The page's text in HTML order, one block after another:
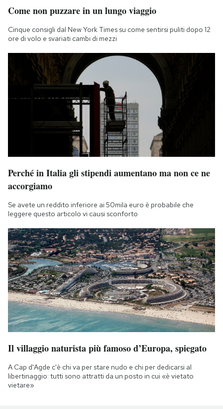
Come non puzzare in un lungo viaggio
Cinque consigli dal New York Times su come sentirsi puliti dopo 12
ore di volo e svariati cambi di mezzi
Perché in Italia gli stipendi aumentano ma non ce ne
accorgiamo
Se avete un reddito inferiore ai 50mila euro è probabile che
leggere questo articolo vi causi sconforto
Il villaggio naturista più famoso d’Europa, spiegato
A Cap d'Agde c'è chi va per stare nudo e chi per dedicarsi al
libertinaggio: tutti sono attratti da un posto in cui «è vietato
vietare»